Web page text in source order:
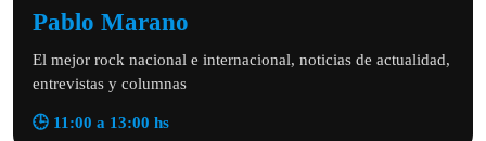
Pablo Marano
El mejor rock nacional e internacional, noticias de actualidad,
entrevistas y columnas
🕒 11:00 a 13:00 hs